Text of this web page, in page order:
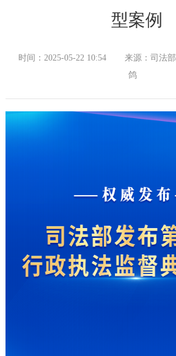
型案例
时间：2025-05-22 10:54 来源：司法
鸽